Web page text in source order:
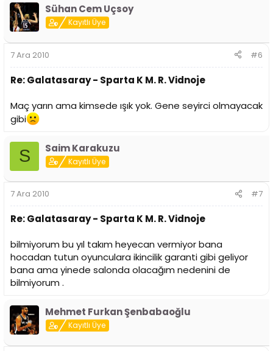
Sühan Cem Uçsoy
Kayıtlı Üye
7 Ara 2010 #6
Re: Galatasaray - Sparta K M. R. Vidnoje
Maç yarın ama kimsede ışık yok. Gene seyirci olmayacak
gibi
S Saim Karakuzu
Kayıtlı Üye
7 Ara 2010 #7
Re: Galatasaray - Sparta K M. R. Vidnoje
bilmiyorum bu yıl takım heyecan vermiyor bana
hocadan tutun oyunculara ikincilik garanti gibi geliyor
bana ama yinede salonda olacağım nedenini de
bilmiyorum .
Mehmet Furkan Şenbabaoğlu
Kayıtlı Üye